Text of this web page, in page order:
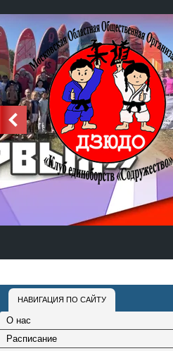
Едем в Калинград.
Золотая медаль на
г.Калинград. Пирова
НАВИГАЦИЯ ПО САЙТУ
О нас
Расписание